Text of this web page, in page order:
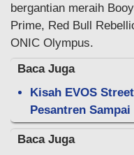
bergantian meraih
Prime, Red Bull
ONIC Olympus.
Baca Juga
Kisah EVOS
Pesantren
Baca Juga